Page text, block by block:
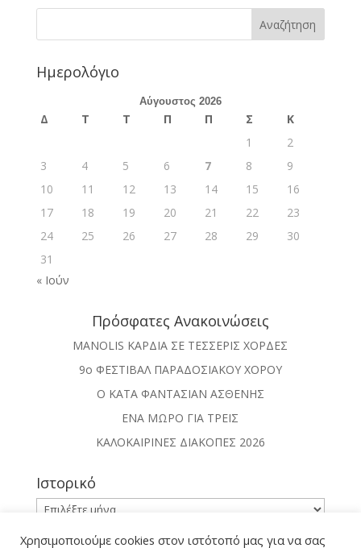
Ημερολόγιο
Αύγουστος 2026
Δ Τ Τ Π Π Σ
Κ
1
2
3
4 5 6 7 8
9
10
11 12 13 14 15
16
17
18 19 20 21 22
23
24
25 26 27 28 29
30
31
« Ιούν
Πρόσφατες Ανακοινώσεις
MANOLIS ΚΑΡΔΙΑ ΣΕ ΤΕΣΣΕΡΙΣ ΧΟΡΔΕΣ
9ο ΦΕΣΤΙΒΑΛ ΠΑΡΑΔΟΣΙΑΚΟΥ ΧΟΡΟΥ
Ο ΚΑΤΑ ΦΑΝΤΑΣΙΑΝ ΑΣΘΕΝΗΣ
ΕΝΑ ΜΩΡΟ ΓΙΑ ΤΡΕΙΣ
ΚΑΛΟΚΑΙΡΙΝΕΣ ΔΙΑΚΟΠΕΣ 2026
Ιστορικό
Ιστορικό
Χρησιμοποιούμε cookies στον ιστότοπό μας για να σας